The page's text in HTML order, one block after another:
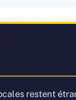
restent